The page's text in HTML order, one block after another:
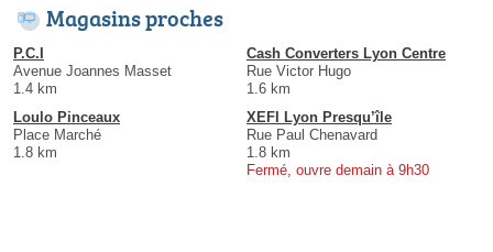
Magasins proches
P.C.I
Avenue Joannes Masset
1.4 km
Cash Converters Lyon Centre
Rue Victor Hugo
1.6 km
Loulo Pinceaux
Place Marché
1.8 km
XEFI Lyon Presqu’île
Rue Paul Chenavard
1.8 km
Fermé, ouvre demain à 9h30